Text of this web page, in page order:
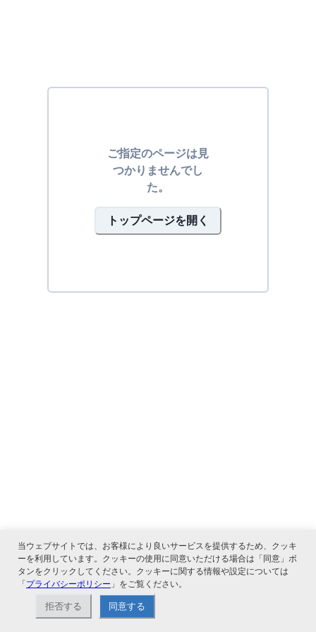
ご指定のページは見
つかりませんでし
た。
トップページを開く
当ウェブサイトでは、お客様により良いサービスを提供するため、クッキ
ーを利用しています。クッキーの使用に同意いただける場合は「同意」ボ
タンをクリックしてください。クッキーに関する情報や設定については
「プライバシーポリシー 」をご覧ください。
拒否する 同意する